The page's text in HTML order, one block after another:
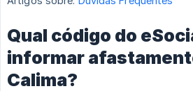
Qual código do
informar
Calima?